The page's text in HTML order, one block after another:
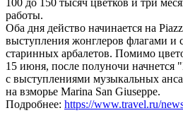
работы.
Оба дня действо начинается на
выступления жонглеров флагами и
старинных арбалетов. Помимо
15 июня, после полуночи начнется
с выступлениями музыкальных
на взморье Marina San Giuseppe.
Подробнее: https://www.travel.ru/